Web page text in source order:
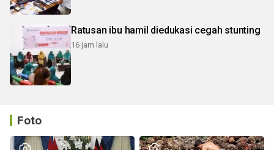
Ratusan ibu hamil diedukasi cegah stunting
16 jam lalu
Foto